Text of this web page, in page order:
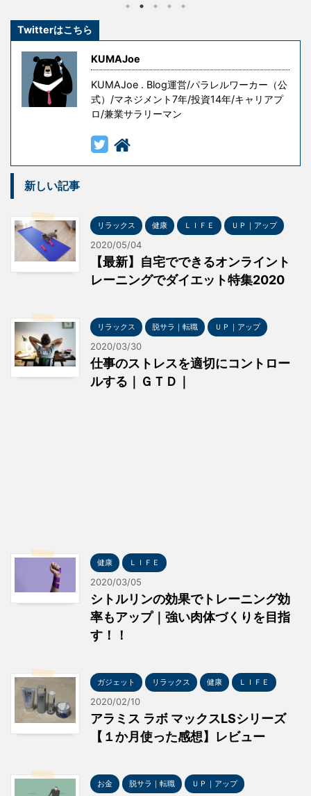
高すぎる 』というものです。 失敗はコ
、無意味な ...
Twitterはこちら
KUMAJoe
KUMAJoe . Blog運営/パラレルワーカー（公
式）/マネジメント7年/投資14年/キャリアプ
ロ/兼業サラリーマン
新しい記事
リラックス 健康 ＬＩＦＥ ＵＰ｜アップ
2020/05/04
【最新】自宅でできるオンライント
レーニングでダイエット特集2020
リラックス 脱サラ｜転職 ＵＰ｜アップ
2020/03/30
仕事のストレスを適切にコントロー
ルする｜ＧＴＤ｜
健康 ＬＩＦＥ
2020/03/05
シトルリンの効果でトレーニング効
率もアップ｜強い肉体づくりを目指
す！！
ガジェット リラックス 健康 ＬＩＦＥ
2020/02/10
アラミス ラボ マックスLSシリーズ
【１か月使った感想】レビュー
お金 脱サラ｜転職 ＵＰ｜アップ